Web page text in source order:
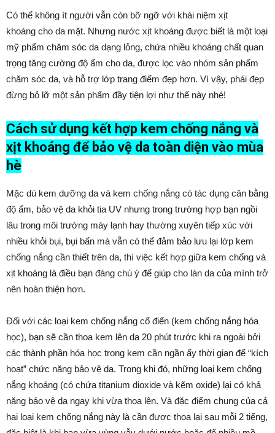
Có thể không ít người vẫn còn bỡ ngỡ với khái niệm xịt
khoáng cho da mặt. Nhưng nước xịt khoáng được biết là một loại
mỹ phẩm chăm sóc da dạng lỏng, chứa nhiều khoáng chất quan
trọng tăng cường độ ẩm cho da, được lọc vào nhóm sản phẩm
chăm sóc da, và hỗ trợ lớp trang điểm đẹp hơn. Vì vậy, phái đẹp
đừng bỏ lỡ một sản phẩm đầy tiện lợi như thế này nhé!
Cách sử dụng kết hợp kem chống nắng và
xịt khoáng để bảo vệ da toàn diện vào mùa
hè
Mặc dù kem dưỡng da và kem chống nắng có tác dụng cân bằng
độ ẩm, bảo vệ da khỏi tia UV nhưng trong trường hợp bạn ngồi
lâu trong môi trường máy lạnh hay thường xuyên tiếp xúc với
nhiều khỏi bụi, bụi bẩn mà vẫn có thể đảm bảo lưu lại lớp kem
chống nắng cần thiết trên da, thì việc kết hợp giữa kem chống và
xịt khoáng là điều bạn đáng chú ý để giúp cho làn da của mình trở
nên hoàn thiện hơn.
Đối với các loại kem chống nắng cổ điển (kem chống nắng hóa
học), bạn sẽ cần thoa kem lên da 20 phút trước khi ra ngoài bởi
các thành phần hóa học trong kem cần ngần ấy thời gian để “kích
hoạt” chức năng bảo vệ da. Trong khi đó, những loại kem chống
nắng khoáng (có chứa titanium dioxide và kẽm oxide) lại có khả
năng bảo vệ da ngay khi vừa thoa lên. Và đặc điểm chung của cả
hai loại kem chống nắng này là cần được thoa lại sau mỗi 2 tiếng,